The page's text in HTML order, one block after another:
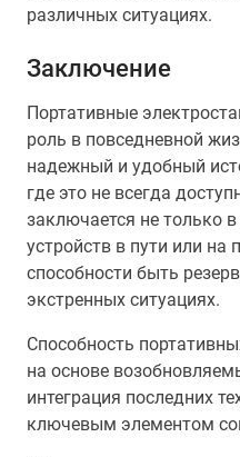
различных ситуациях.
Заключение
Портативные
роль в повседневной
надежный и удобный
где это не всегда
заключается не только
устройств в пути или на
способности быть
экстренных ситуациях.
Способность
на основе
интеграция последних
ключевым элементом